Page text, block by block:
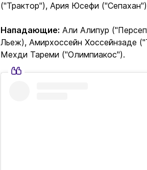
("Трактор"), Ария Юсефи
Нападающие: Али Алипур
Льеж), Амирхоссейн Хоссейнзаде
Мехди Тареми ("Олимпиакос").